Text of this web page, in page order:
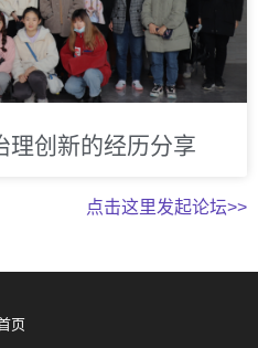
理创新的经历分享
点击这里发起论坛>>
页